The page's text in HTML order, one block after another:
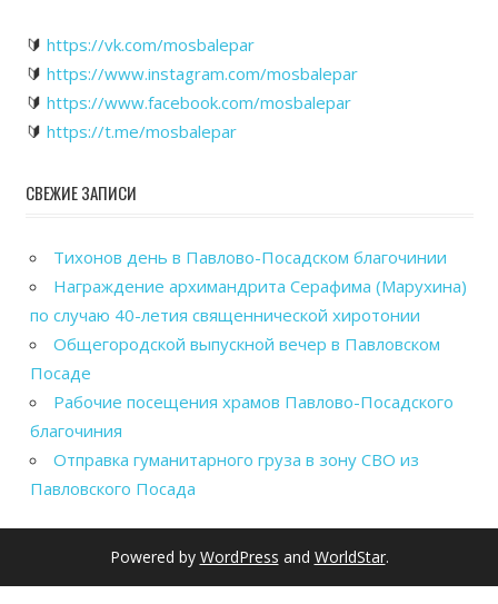
🔰 https://vk.com/mosbalepar
🔰 https://www.instagram.com/mosbalepar
🔰 https://www.facebook.com/mosbalepar
🔰 https://t.me/mosbalepar
СВЕЖИЕ ЗАПИСИ
Тихонов день в Павлово-Посадском благочинии
Награждение архимандрита Серафима (Марухина)
по случаю 40-летия священнической хиротонии
Общегородской выпускной вечер в Павловском
Посаде
Рабочие посещения храмов Павлово-Посадского
благочиния
Отправка гуманитарного груза в зону СВО из
Павловского Посада
Powered by WordPress and WorldStar.